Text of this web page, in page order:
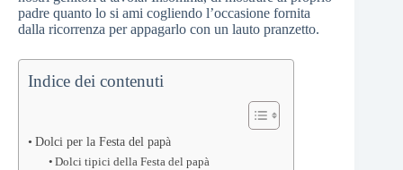
padre quanto lo si ami cogliendo l’occasione fornita
dalla ricorrenza per appagarlo con un lauto pranzetto.
Indice dei contenuti
Dolci per la Festa del papà
Dolci tipici della Festa del papà